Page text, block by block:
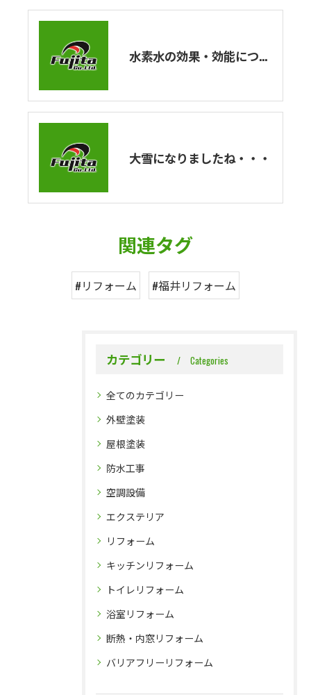
水素水の効果・効能についてのお勉強～最終話～
大雪になりましたね・・・
関連タグ
#リフォーム #福井リフォーム
カテゴリー Categories
全てのカテゴリー
外壁塗装
屋根塗装
防水工事
空調設備
エクステリア
リフォーム
キッチンリフォーム
トイレリフォーム
浴室リフォーム
断熱・内窓リフォーム
バリアフリーリフォーム